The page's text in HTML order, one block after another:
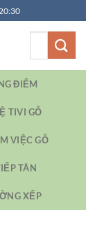
ĐIỂM
TIVI GỖ
VIỆC GỖ
TÂN
XẾP